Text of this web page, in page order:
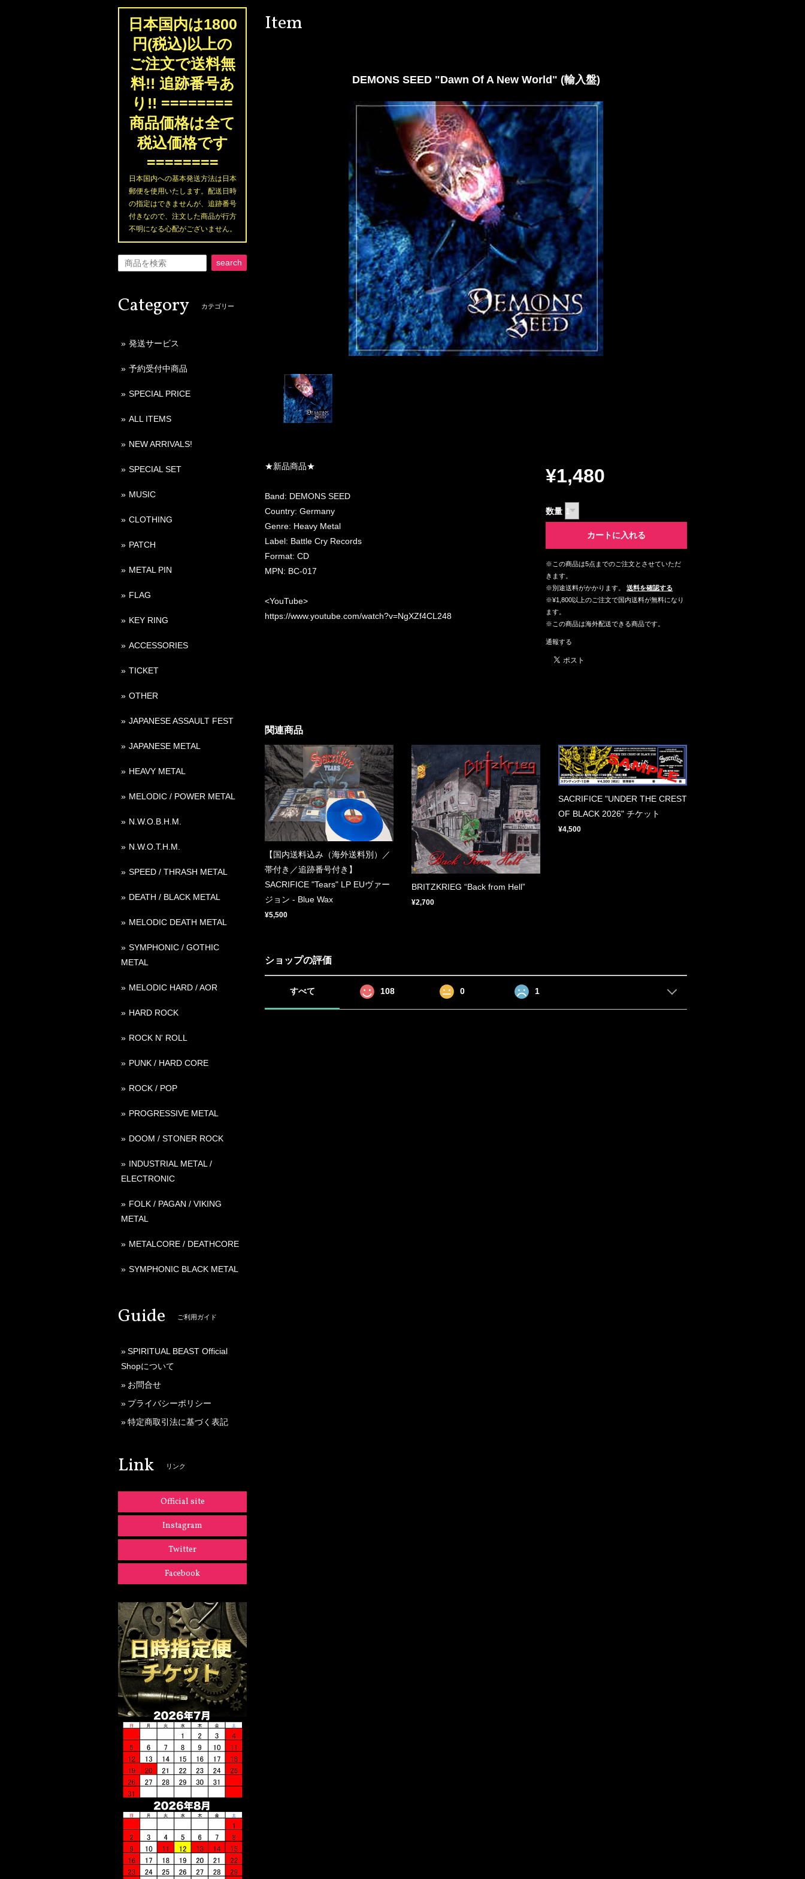
Item
DEMONS SEED "Dawn Of A New World" (輸入盤)
★新品商品★
Band: DEMONS SEED
Country: Germany
Genre: Heavy Metal
Label: Battle Cry Records ‎
Format: CD
MPN: BC-017
<YouTube>
https://www.youtube.com/watch?v=NgXZf4CL248
¥1,480
数量
カートに入れる
※この商品は5点までのご注文とさせていただ
きます。
※別途送料がかかります。
送料を確認する
※¥1,800以上のご注文で国内送料が無料になり
ます。
※この商品は海外配送できる商品です。
通報する
関連商品
【国内送料込み（海外送料別）／
帯付き／追跡番号付き】
SACRIFICE "Tears" LP EUヴァー
ジョン - Blue Wax
¥5,500
BRITZKRIEG “Back from Hell”
¥2,700
SACRIFICE "UNDER THE CREST
OF BLACK 2026" チケット
¥4,500
ショップの評価
すべて 108 0 1
日本国内は1800
円(税込)以上の
ご注文で送料無
料!! 追跡番号あ
り!! ========
商品価格は全て
税込価格です
========
日本国内への基本発送方法は日本
郵便を使用いたします。配送日時
の指定はできませんが、追跡番号
付きなので、注文した商品が行方
不明になる心配がございません。
search
Category カテゴリー
発送サービス
予約受付中商品
SPECIAL PRICE
ALL ITEMS
NEW ARRIVALS!
SPECIAL SET
MUSIC
CLOTHING
PATCH
METAL PIN
FLAG
KEY RING
ACCESSORIES
TICKET
OTHER
JAPANESE ASSAULT FEST
JAPANESE METAL
HEAVY METAL
MELODIC / POWER METAL
N.W.O.B.H.M.
N.W.O.T.H.M.
SPEED / THRASH METAL
DEATH / BLACK METAL
MELODIC DEATH METAL
SYMPHONIC / GOTHIC
METAL
MELODIC HARD / AOR
HARD ROCK
ROCK N' ROLL
PUNK / HARD CORE
ROCK / POP
PROGRESSIVE METAL
DOOM / STONER ROCK
INDUSTRIAL METAL /
ELECTRONIC
FOLK / PAGAN / VIKING
METAL
METALCORE / DEATHCORE
SYMPHONIC BLACK METAL
Guide ご利用ガイド
SPIRITUAL BEAST Official
Shopについて
お問合せ
プライバシーポリシー
特定商取引法に基づく表記
Link リンク
Official site
Instagram
Twitter
Facebook